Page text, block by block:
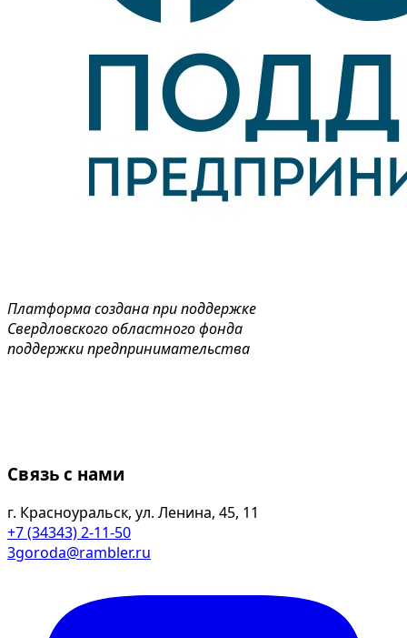
Платформа создана при поддержке
Свердловского областного фонда
поддержки предпринимательства
Связь с нами
г. Красноуральск, ул. Ленина, 45, 11
+7 (34343) 2-11-50
3goroda@rambler.ru